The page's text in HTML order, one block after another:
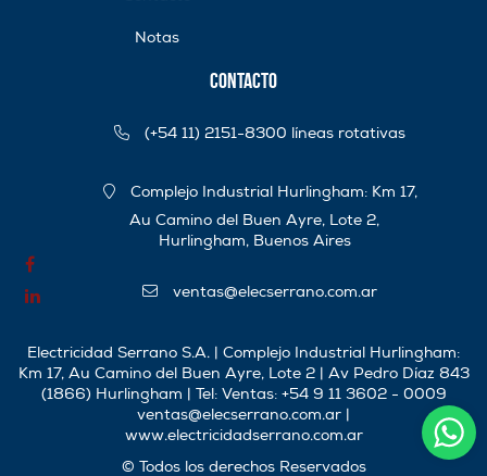
Notas
Contacto
(+54 11) 2151-8300 líneas rotativas
Complejo Industrial Hurlingham: Km 17,
Au Camino del Buen Ayre, Lote 2,
Hurlingham, Buenos Aires
ventas@elecserrano.com.ar
Electricidad Serrano S.A. | Complejo Industrial Hurlingham:
Km 17, Au Camino del Buen Ayre, Lote 2 | Av Pedro Díaz 843
(1866) Hurlingham | Tel: Ventas: +54 9 11 3602 - 0009
ventas@elecserrano.com.ar |
www.electricidadserrano.com.ar
© Todos los derechos Reservados